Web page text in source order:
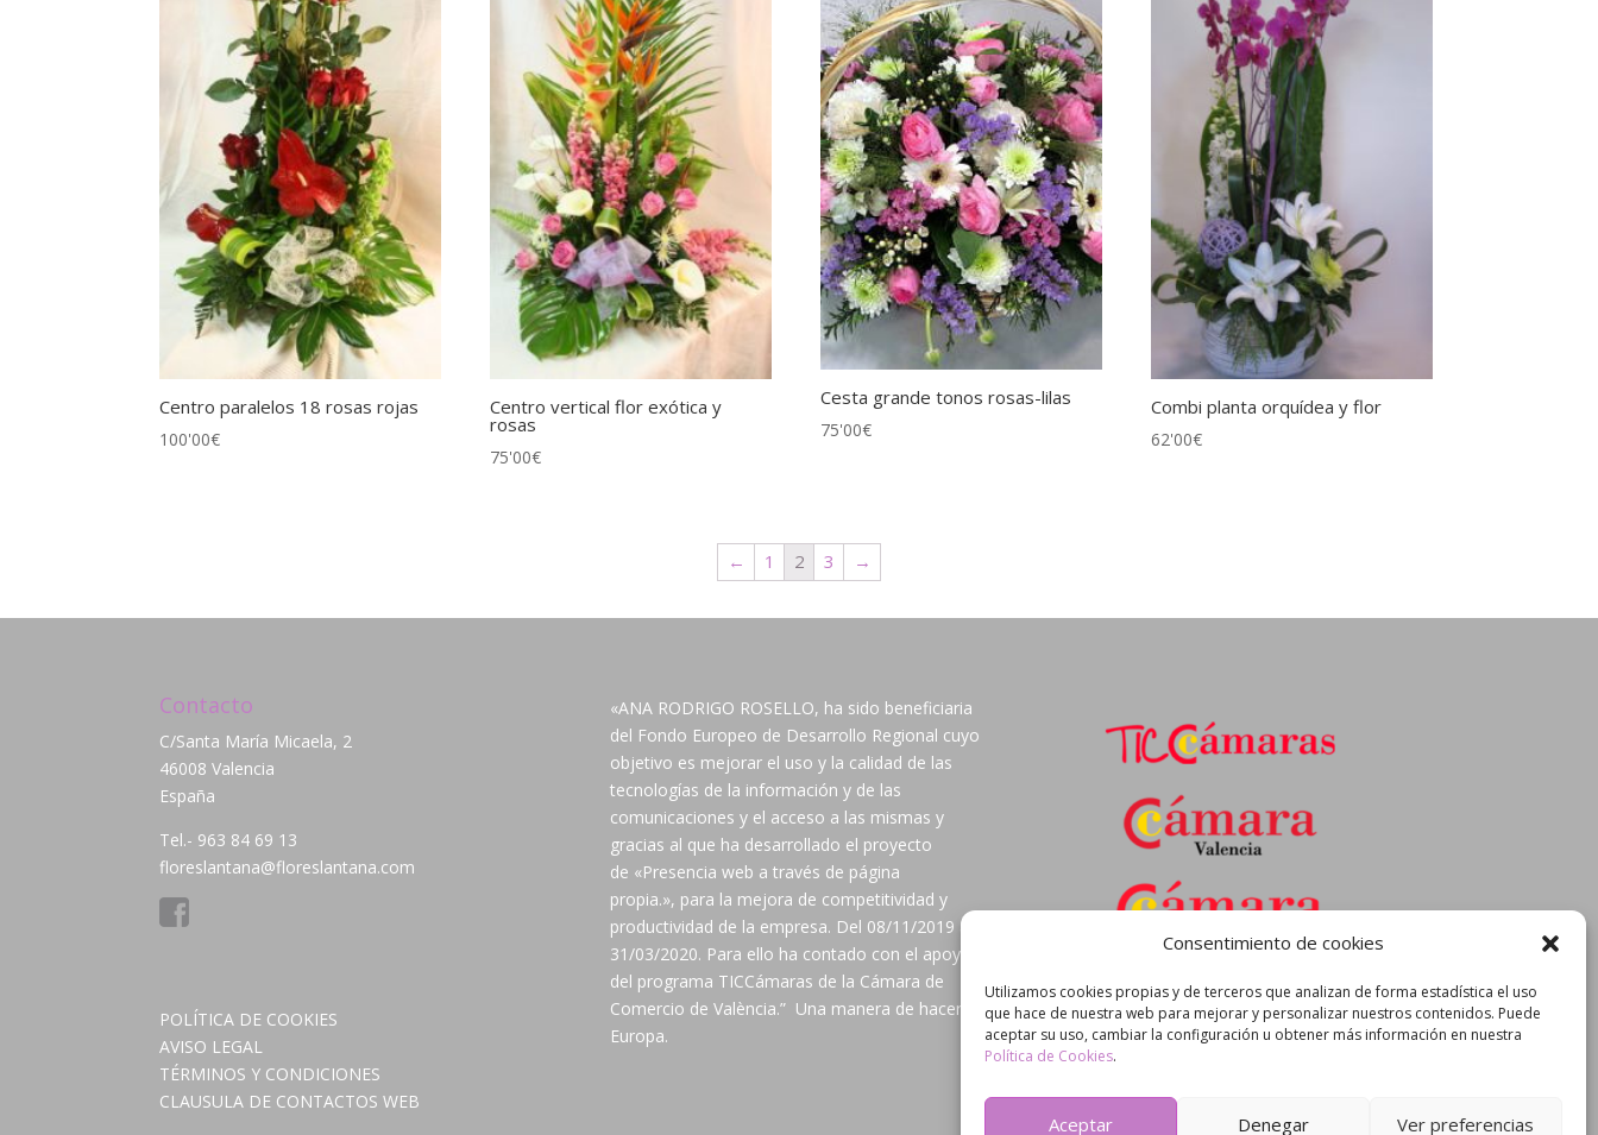
Consentimiento de cookies
Utilizamos cookies propias y de terceros que analizan de forma estadística el uso
que hace de nuestra web para mejorar y personalizar nuestros contenidos. Puede
aceptar su uso, cambiar la configuración u obtener más información en nuestra
Política de Cookies.
Aceptar Denegar Ver preferencias
Centro paralelos 18 rosas rojas
100'00€
Centro vertical flor exótica y
rosas
75'00€
Cesta grande tonos rosas-lilas
75'00€
Combi planta orquídea y flor
62'00€
← 1 2 3 →
Contacto
C/Santa María Micaela, 2
46008 Valencia
España
Tel.- 963 84 69 13
floreslantana@floreslantana.com
POLÍTICA DE COOKIES
AVISO LEGAL
TÉRMINOS Y CONDICIONES
CLAUSULA DE CONTACTOS WEB
«ANA RODRIGO ROSELLO, ha sido beneficiaria
del Fondo Europeo de Desarrollo Regional cuyo
objetivo es mejorar el uso y la calidad de las
tecnologías de la información y de las
comunicaciones y el acceso a las mismas y
gracias al que ha desarrollado el proyecto
de «Presencia web a través de página
propia.», para la mejora de competitividad y
productividad de la empresa. Del 08/11/2019 al
31/03/2020. Para ello ha contado con el apoyo
del programa TICCámaras de la Cámara de
Comercio de València.” Una manera de hacer
Europa.